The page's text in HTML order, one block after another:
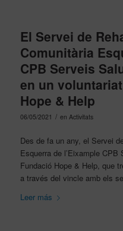
El Servei de
Comunitària
CPB Serveis
en un
Hope & Help
06/05/2021 / en Activitats
Des de fa un any, el Servei
Esquerra de l’Eixample
Fundació Hope & Help, que
a través del vincle amb els
Leer más